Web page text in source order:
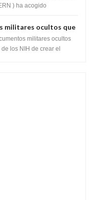
de Hadrones
) ha acogido
militares ocultos que
los NIH de crear el
la investigación de
militares ocultos
los NIH de crear el